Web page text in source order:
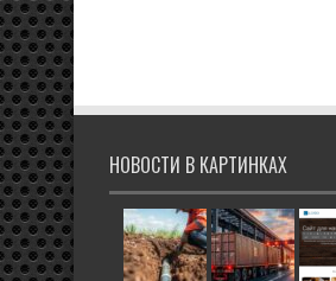
НОВОСТИ В КАРТИНКАХ